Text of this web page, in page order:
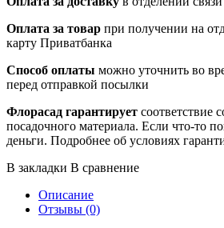
Оплата за товар при получении на
карту Приватбанка
Способ оплаты можно уточнить во
перед отправкой посылки
Флорасад гарантирует соответствие
посадочного материала. Если что-то
деньги. Подробнее об условиях
В закладки В сравнение
Описание
Отзывы (0)